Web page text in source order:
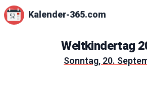
Kalender-365.com
Weltkindertag
Sonntag, 20.